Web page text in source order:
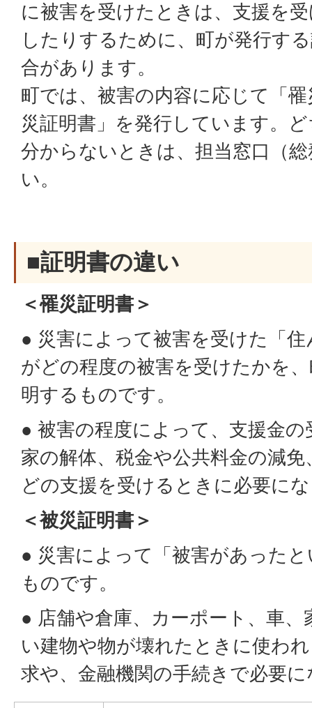
に被害を受けたときは、支援を
したりするために、町が発行す
合があります。
町では、被害の内容に応じて「
災証明書」を発行しています。
分からないときは、担当窓口（
い。
■証明書の違い
＜罹災証明書＞
● 災害によって被害を受けた「
がどの程度の被害を受けたかを
明するものです。
● 被害の程度によって、支援金
家の解体、税金や公共料金の減
どの支援を受けるときに必要に
＜被災証明書＞
● 災害によって「被害があった
ものです。
● 店舗や倉庫、カーポート、車
い建物や物が壊れたときに使わ
求や、金融機関の手続きで必要